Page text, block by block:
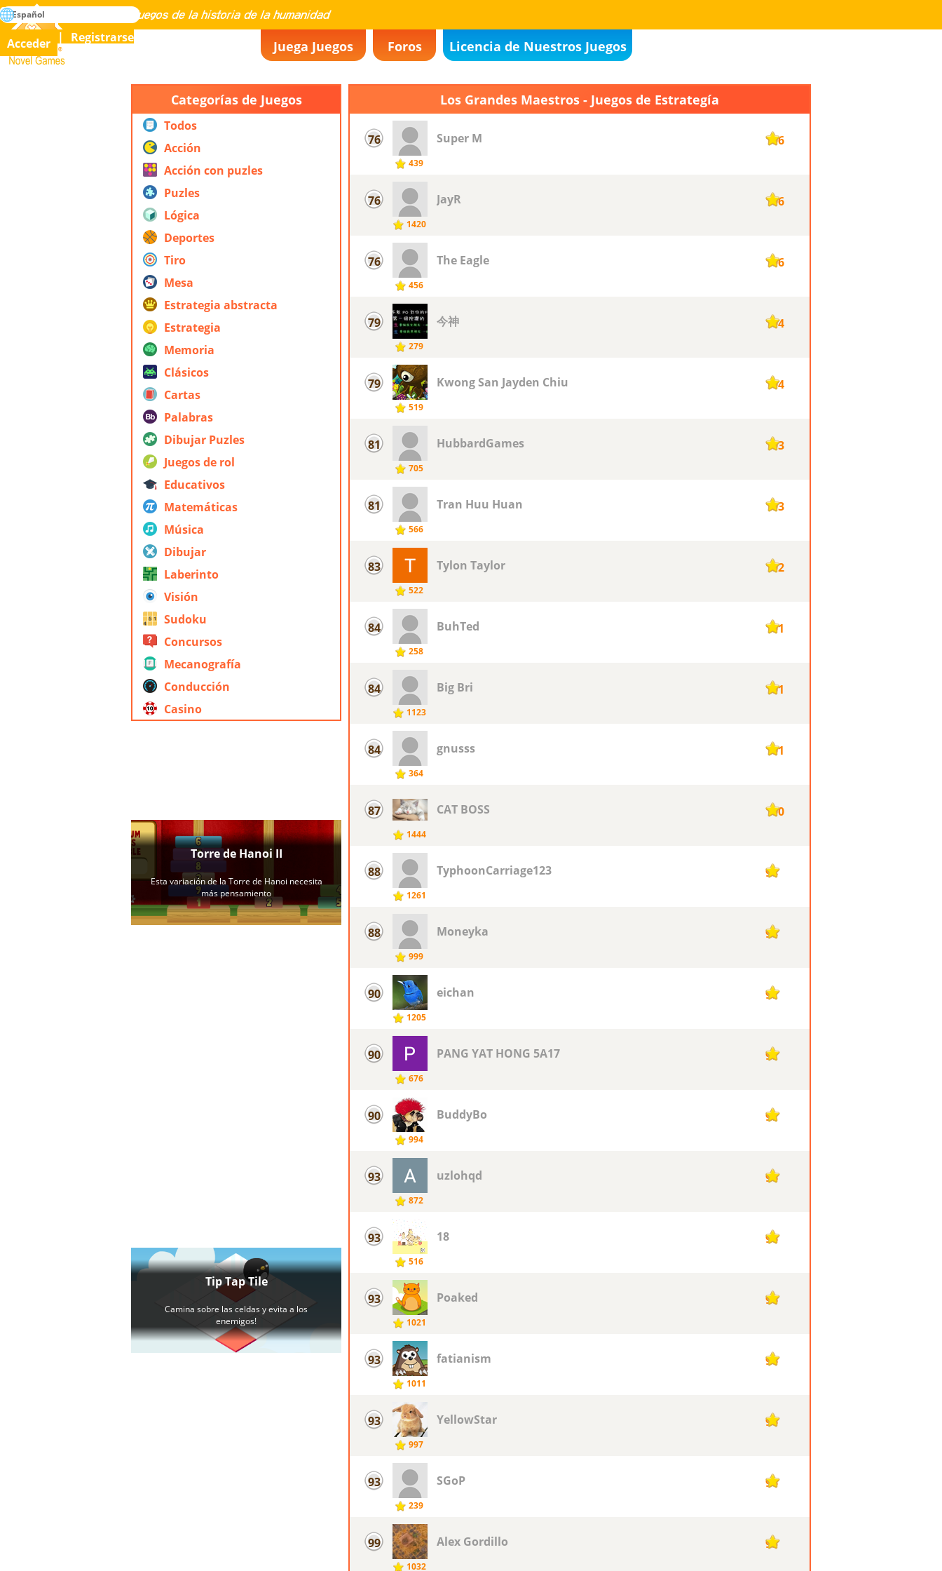
Novel Games
Maestría en todos los juegos de la historia de la humanidad
búsqueda
Juega Juegos Foros Licencia de Nuestros Juegos
Acceder Registrarse
Español
Categorías de Juegos
Todos
Acción
Acción con puzles
Puzles
Lógica
Deportes
Tiro
Mesa
Estrategia abstracta
Estrategia
Memoria
Clásicos
Cartas
Palabras
Dibujar Puzles
Juegos de rol
Educativos
Matemáticas
Música
Dibujar
Laberinto
Visión
Sudoku
Concursos
Mecanografía
Conducción
Casino
Los Grandes Maestros - Juegos de Estrategía
76
439
Super M 106
76
1420
JayR 106
76
456
The Eagle 106
79
279
今神 104
79
519
Kwong San Jayden Chiu 104
81
705
HubbardGames 103
81
566
Tran Huu Huan 103
83
522
Tylon Taylor 102
84
258
BuhTed 101
84
1123
Big Bri 101
84
364
gnusss 101
87
1444
CAT BOSS 100
88
1261
TyphoonCarriage123 98
88
999
Moneyka 98
90
1205
eichan 97
90
676
PANG YAT HONG 5A17 97
90
994
BuddyBo 97
93
872
uzlohqd 96
93
516
18 96
93
1021
Poaked 96
93
1011
fatianism 96
93
997
YellowStar 96
93
239
SGoP 96
99
1032
Alex Gordillo 95